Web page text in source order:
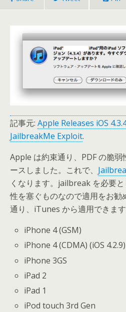
記事元: Apple Releases iOS
JailbreakMe Exploit.
Apple は約束通り、PDF の脆弱
ースしました。これで、
くなります。jailbreak を必要
性を塞ぐものなので適用をお勧
通り、iTunes から適用できます
iPhone 4 (GSM)
iPhone 4 (CDMA) (iOS 4.2.9)
iPhone 3GS
iPad 2
iPad 1
iPod touch 3rd Gen